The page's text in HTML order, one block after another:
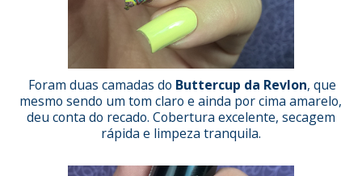
Foram duas camadas do Buttercup da Revlon, que
mesmo sendo um tom claro e ainda por cima amarelo,
deu conta do recado. Cobertura excelente, secagem
rápida e limpeza tranquila.